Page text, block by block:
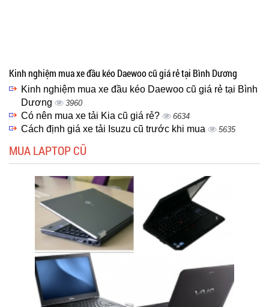
Kinh nghiệm mua xe đầu kéo Daewoo cũ giá rẻ tại Bình Dương
Kinh nghiệm mua xe đầu kéo Daewoo cũ giá rẻ tại Bình
Dương
3960
Có nên mua xe tải Kia cũ giá rẻ? 6634
Cách định giá xe tải Isuzu cũ trước khi mua 5635
MUA LAPTOP CŨ